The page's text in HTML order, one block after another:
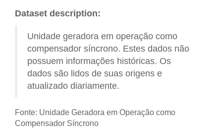
Dataset description:
Unidade geradora em operação como
compensador síncrono. Estes dados não
possuem informações históricas. Os
dados são lidos de suas origens e
atualizado diariamente.
Fonte: Unidade Geradora em Operação como
Compensador Síncrono